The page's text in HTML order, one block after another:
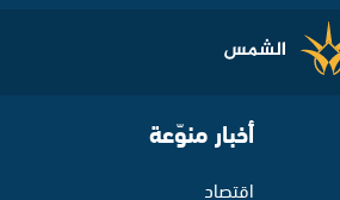
أخبار منوّعة
اقتصاد